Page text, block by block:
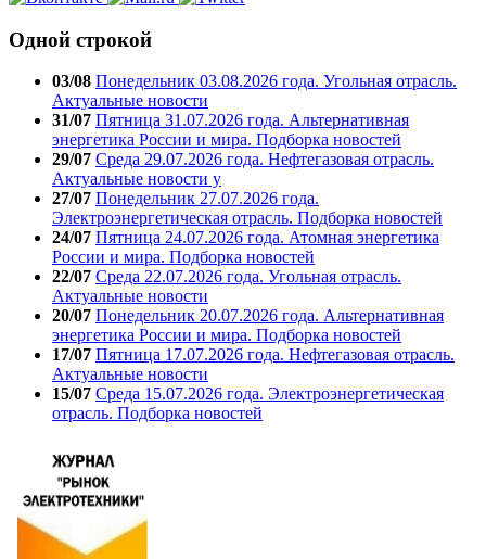
Одной строкой
03/08 Понедельник 03.08.2026 года. Угольная отрасль.
Актуальные новости
31/07 Пятница 31.07.2026 года. Альтернативная
энергетика России и мира. Подборка новостей
29/07 Среда 29.07.2026 года. Нефтегазовая отрасль.
Актуальные новости у
27/07 Понедельник 27.07.2026 года.
Электроэнергетическая отрасль. Подборка новостей
24/07 Пятница 24.07.2026 года. Атомная энергетика
России и мира. Подборка новостей
22/07 Среда 22.07.2026 года. Угольная отрасль.
Актуальные новости
20/07 Понедельник 20.07.2026 года. Альтернативная
энергетика России и мира. Подборка новостей
17/07 Пятница 17.07.2026 года. Нефтегазовая отрасль.
Актуальные новости
15/07 Среда 15.07.2026 года. Электроэнергетическая
отрасль. Подборка новостей